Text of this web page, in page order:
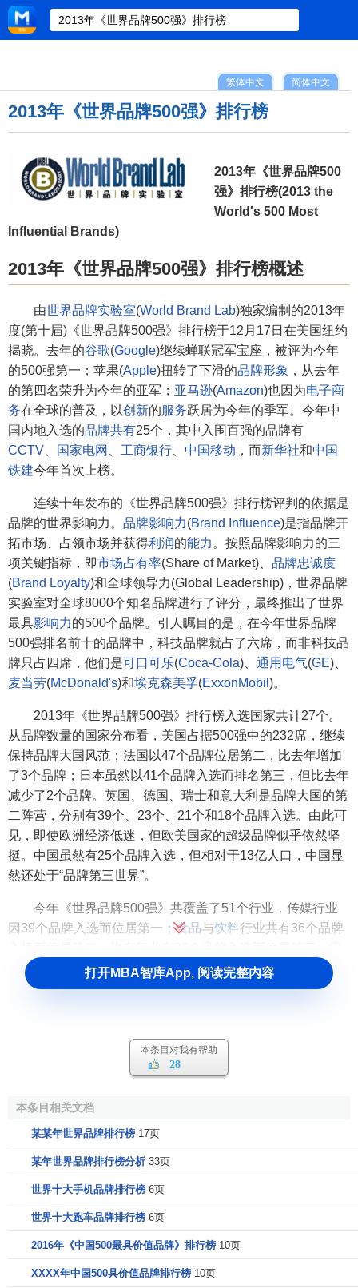
简体中文
繁体中文
2013年《世界品牌500强》排行榜
2013年《世界品牌500
强》排行榜(2013 the
World's 500 Most
Influential Brands)
2013年《世界品牌500强》排行榜概述
由世界品牌实验室(World Brand Lab)独家编制的2013年
度(第十届)《世界品牌500强》排行榜于12月17日在美国纽约
揭晓。去年的谷歌(Google)继续蝉联冠军宝座，被评为今年
的500强第一；苹果(Apple)扭转了下滑的品牌形象 ，从去年
的第四名荣升为今年的亚军； 亚马逊(Amazon)也因为电子商
务在全球的普及，以创新的服务跃居为今年的季军。今年中
国内地入选的品牌共有25个，其中入围百强的品牌有
CCTV
国家电网 工商银行 中国移动 ，而新华社和中国
铁建今年首次上榜。
连续十年发布的《世界品牌500强》排行榜评判的依据是
品牌的世界影响力。 品牌影响力(Brand Influence)是指品牌开
拓市场、占领市场并获得利润的能力 。按照品牌影响力的三
项关键指标，即市场占有率(Share of Market)、 品牌忠诚度
(Brand Loyalty)和全球领导力(Global Leadership)，世界品牌
实验室对全球8000个知名品牌进行了评分，最终推出了世界
最具影响力的500个品牌。引人瞩目的是，在今年世界品牌
500强排名前十的品牌中，科技品牌就占了六席，而非科技品
牌只占四席，他们是可口可乐(Coca-Cola)、 通用电气(GE)、
麦当劳(McDonald's)和埃克森美孚(ExxonMobil )。
2013年《世界品牌500强》排行榜入选国家共计27个。
从品牌数量的国家分布看，美国占据500强中的232席，继续
保持品牌大国风范；法国以47个品牌位居第二，比去年增加
了3个品牌；日本虽然以41个品牌入选而排名第三，但比去年
减少了2个品牌。英国、德国、瑞士和意大利是品牌大国的第
二阵营，分别有39个、23个、21个和18个品牌入选。由此可
见，即使欧洲经济低迷，但欧美国家的超级品牌似乎依然坚
挺。中国虽然有25个品牌入选，但相对于13亿人口，中国显
然还处于“品牌第三世界”。
今年《世界品牌500强》共覆盖了51个行业，传媒行业
因39个品牌入选而位居第一；食品与饮料行业共有36个品牌
、 家电和能源行业是 行业品牌第二阵营，它们分别
拥有24个、21个和20个品牌入选。虽然传媒行业入选品牌最
，都得面对停刊或破产的结局。
和发行数量也
业，共有5个新品牌入选，它们是：社交媒体邻客音
(LinkedIn)、旅游网站价格在线(Priceline)、信息存储商
EMC )、在线支付网站
空(Emirates Airlines)、联合大陆(United Continental)和
客车(Airbus)。此外，汽车行业也新增加了2个品牌，分别是
倡导者特斯拉，今年开启了豪华型电动汽车的
打开MBA智库App, 阅读完整内容
本条目对我有帮助
28
本条目相关文档
某某年世界品牌排行榜 17页
某年世界品牌排行榜分析 33页
世界十大手机品牌排行榜 6页
世界十大跑车品牌排行榜 6页
2016年《中国500最具价值品牌》排行榜 10页
XXXX年中国500具价值品牌排行榜 10页